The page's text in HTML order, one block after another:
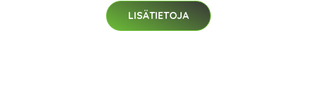
LISÄTIETOJA